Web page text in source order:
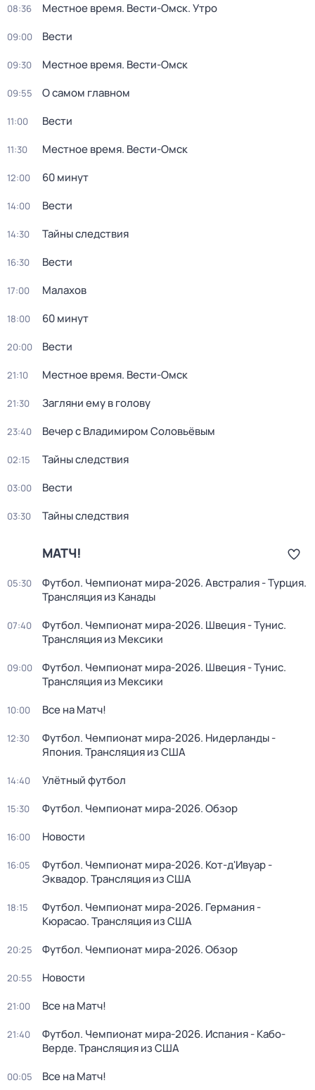
08:36 Местное время. Вести-Омск. Утро
09:00 Вести
09:30 Местное время. Вести-Омск
09:55 О самом главном
11:00 Вести
11:30 Местное время. Вести-Омск
12:00 60 минут
14:00 Вести
14:30 Тайны следствия
16:30 Вести
17:00 Малахов
18:00 60 минут
20:00 Вести
21:10 Местное время. Вести-Омск
21:30 Загляни ему в голову
23:40 Вечер с Владимиром Соловьёвым
02:15 Тайны следствия
03:00 Вести
03:30 Тайны следствия
МАТЧ!
05:30
Футбол. Чемпионат мира-2026. Австралия - Турция.
Трансляция из Канады
07:40
Футбол. Чемпионат мира-2026. Швеция - Тунис.
Трансляция из Мексики
09:00
Футбол. Чемпионат мира-2026. Швеция - Тунис.
Трансляция из Мексики
10:00 Все на Матч!
12:30
Футбол. Чемпионат мира-2026. Нидерланды -
Япония. Трансляция из США
14:40 Улётный футбол
15:30 Футбол. Чемпионат мира-2026. Обзор
16:00 Новости
16:05
Футбол. Чемпионат мира-2026. Кот-д'Ивуар -
Эквадор. Трансляция из США
18:15
Футбол. Чемпионат мира-2026. Германия -
Кюрасао. Трансляция из США
20:25 Футбол. Чемпионат мира-2026. Обзор
20:55 Новости
21:00 Все на Матч!
21:40
Футбол. Чемпионат мира-2026. Испания - Кабо-
Верде. Трансляция из США
00:05 Все на Матч!